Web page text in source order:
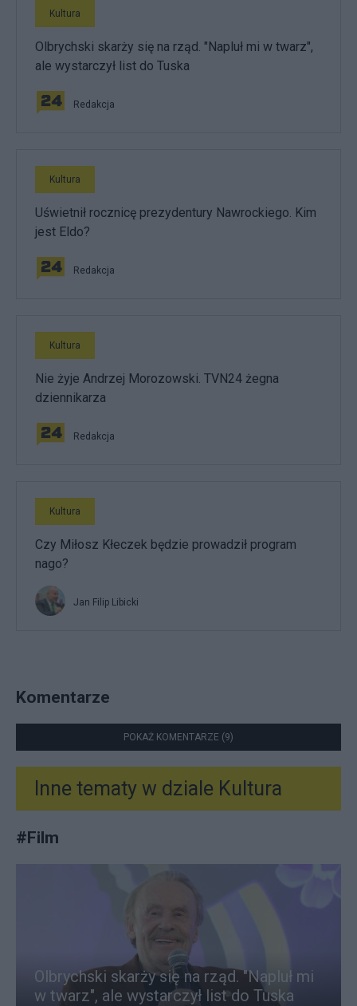
Kultura
Olbrychski skarży się na rząd. "Napluł mi w twarz",
ale wystarczył list do Tuska
Redakcja
Kultura
Uświetnił rocznicę prezydentury Nawrockiego. Kim
jest Eldo?
Redakcja
Kultura
Nie żyje Andrzej Morozowski. TVN24 żegna
dziennikarza
Redakcja
Kultura
Czy Miłosz Kłeczek będzie prowadził program
nago?
Jan Filip Libicki
Komentarze
POKAŻ KOMENTARZE (9)
Inne tematy w dziale Kultura
#Film
Olbrychski skarży się na rząd. "Napluł mi
w twarz", ale wystarczył list do Tuska